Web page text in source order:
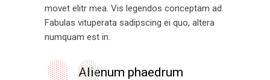
movet elitr mea. Vis legendos conceptam ad.
Fabulas vituperata sadipscing ei quo, altera
numquam est in.
Alienum phaedrum